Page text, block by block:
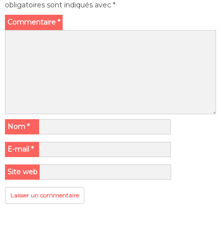
obligatoires sont indiqués avec *
Commentaire *
Nom *
E-mail *
Site web